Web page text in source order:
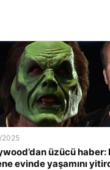
2025
üzücü haber:
evinde yaşamını